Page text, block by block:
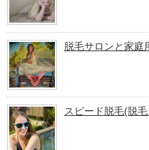
脱毛サロンと家庭
スピード脱毛(脱